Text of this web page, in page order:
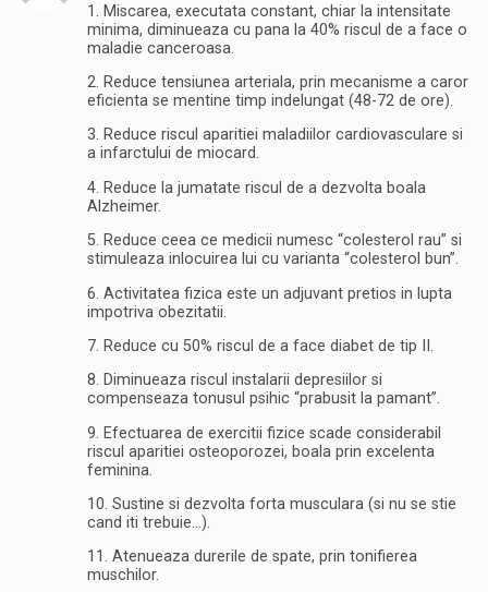
1. Miscarea, executata constant, chiar la intensitate
minima, diminueaza cu pana la 40% riscul de a face o
maladie canceroasa.
2. Reduce tensiunea arteriala, prin mecanisme a caror
eficienta se mentine timp indelungat (48-72 de ore).
3. Reduce riscul aparitiei maladiilor cardiovasculare si
a infarctului de miocard.
4. Reduce la jumatate riscul de a dezvolta boala
Alzheimer.
5. Reduce ceea ce medicii numesc “colesterol rau” si
stimuleaza inlocuirea lui cu varianta “colesterol bun”.
6. Activitatea fizica este un adjuvant pretios in lupta
impotriva obezitatii.
7. Reduce cu 50% riscul de a face diabet de tip II.
8. Diminueaza riscul instalarii depresiilor si
compenseaza tonusul psihic “prabusit la pamant”.
9. Efectuarea de exercitii fizice scade considerabil
riscul aparitiei osteoporozei, boala prin excelenta
feminina.
10. Sustine si dezvolta forta musculara (si nu se stie
cand iti trebuie…).
11. Atenueaza durerile de spate, prin tonifierea
muschilor.